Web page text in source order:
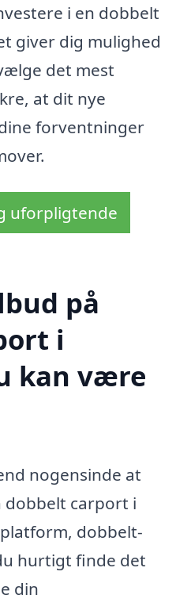
i en dobbelt
giver dig mulighed
det mest
at dit nye
forventninger
uforpligtende
på
i
kan være
nogensinde at
dobbelt carport i
dobbelt-
hurtigt finde det
din